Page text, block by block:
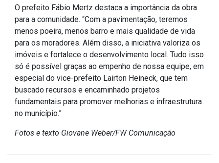
Publicações
Diário Oficial (Novo)
Diário Oficial (Até 30/04)
Recursos Humanos
Processo Seletivo
Seletivo Simplificado
Concursos
O prefeito Fábio Mertz destaca a importância da obra
para a comunidade. “Com a pavimentação, teremos
menos poeira, menos barro e mais qualidade de vida
para os moradores. Além disso, a iniciativa valoriza os
imóveis e fortalece o desenvolvimento local. Tudo isso
só é possível graças ao empenho de nossa equipe, em
especial do vice-prefeito Lairton Heineck, que tem
buscado recursos e encaminhado projetos
fundamentais para promover melhorias e infraestrutura
no município.”
Fotos e texto Giovane Weber/FW Comunicação